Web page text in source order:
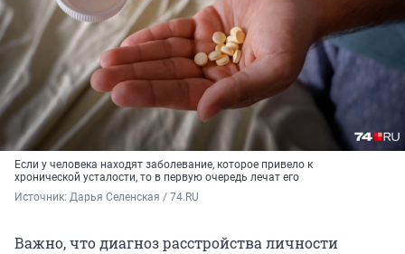
Если у человека находят заболевание, которое привело к
хронической усталости, то в первую очередь лечат его
Источник: Дарья Селенская / 74.RU
Важно, что диагноз расстройства личности